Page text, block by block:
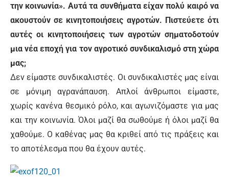
την κοινωνία». Αυτά τα συνθήματα είχαν πολύ καιρό να
ακουστούν σε κινητοποιήσεις αγροτών. Πιστεύετε ότι
αυτές οι κινητοποιήσεις των αγροτών σηματοδοτούν
μια νέα εποχή για τον αγροτικό συνδικαλισμό στη χώρα
μας;
Δεν είμαστε συνδικαλιστές. Οι συνδικαλιστές μας είναι
σε μόνιμη αγρανάπαυση. Απλοί άνθρωποι είμαστε,
χωρίς κανένα θεσμικό ρόλο, και αγωνιζόμαστε για μας
και την κοινωνία. Όλοι μαζί θα σωθούμε ή όλοι μαζί θα
χαθούμε. Ο καθένας μας θα κριθεί από τις πράξεις και
το αποτέλεσμα που θα έχουν αυτές.